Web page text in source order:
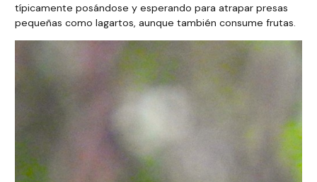
típicamente posándose y esperando para atrapar presas
pequeñas como lagartos, aunque también consume frutas.